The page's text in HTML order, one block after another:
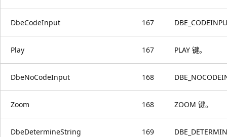
DbeCodeInput 167
Play 167 PLAY 键。
DbeNoCodeInput 168
Zoom 168 ZOOM 键。
DbeDetermineString 169